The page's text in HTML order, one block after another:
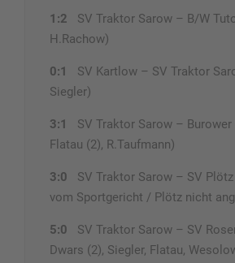
1:2 SV Traktor Sarow – B/W
H.Rachow)
0:1 SV Kartlow – SV Traktor
Siegler)
3:1 SV Traktor Sarow –
Flatau (2), R.Taufmann)
3:0 SV Traktor Sarow – SV
vom Sportgericht / Plötz nicht
5:0 SV Traktor Sarow – SV
Dwars (2), Siegler, Flatau,